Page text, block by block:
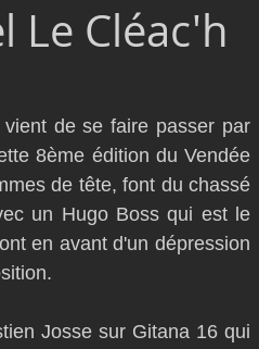
Le Cléac'h
de se faire passer par
8ème édition du Vendée
de tête, font du chassé
un Hugo Boss qui est le
en avant d'un dépression
Josse sur Gitana 16 qui